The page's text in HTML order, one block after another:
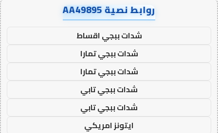
روابط نصية AA49895
شدات ببجي اقساط
شدات ببجي تمارا
شدات ببجي تمارا
شدات ببجي تابي
شدات ببجي تابي
ايتونز امريكي